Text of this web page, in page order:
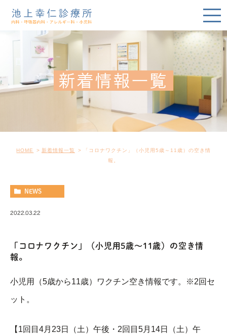
新着情報一覧
HOME 新着情報一覧
「コロナワクチン」（小児用5歳～11歳）の空き情
報。
NEWS
2022.03.22
「コロナワクチン」（小児用5歳～11歳）の空き情
報。
小児用（5歳から11歳）ワクチン空き情報です。※2回セ
ット。
【1回目4月23日（土）午後・2回目5月14日（土）午